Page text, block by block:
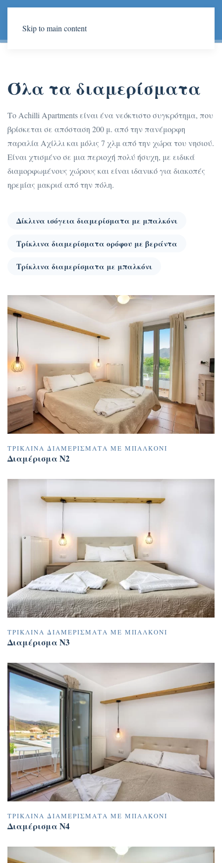
Skip to main content
Όλα τα διαμερίσματα
Το Achilli Apartments είναι ένα νεόκτιστο συγκρότημα, που
βρίσκεται σε απόσταση 200 μ. από την πανέμορφη
παραλία Αχίλλι και μόλις 7 χλμ από την χώρα του νησιού.
Είναι χτισμένο σε μια περιοχή πολύ ήσυχη, με ειδικά
διαμορφωμένους χώρους και είναι ιδανικό για διακοπές
ηρεμίας μακριά από την πόλη.
Δίκλινα ισόγεια διαμερίσματα με μπαλκόνι
Τρίκλινα διαμερίσματα ορόφου με βεράντα
Τρίκλινα διαμερίσματα με μπαλκόνι
ΤΡΊΚΛΙΝΑ ΔΙΑΜΕΡΊΣΜΑΤΑ ΜΕ ΜΠΑΛΚΌΝΙ
Διαμέρισμα N2
ΤΡΊΚΛΙΝΑ ΔΙΑΜΕΡΊΣΜΑΤΑ ΜΕ ΜΠΑΛΚΌΝΙ
Διαμέρισμα N3
ΤΡΊΚΛΙΝΑ ΔΙΑΜΕΡΊΣΜΑΤΑ ΜΕ ΜΠΑΛΚΌΝΙ
Διαμέρισμα N4